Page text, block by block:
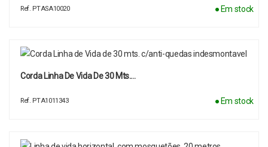
Ref. PTASA10020 ● Em stock
Corda Linha De Vida De 30 Mts.…
Ref. PTA1011343 ● Em stock